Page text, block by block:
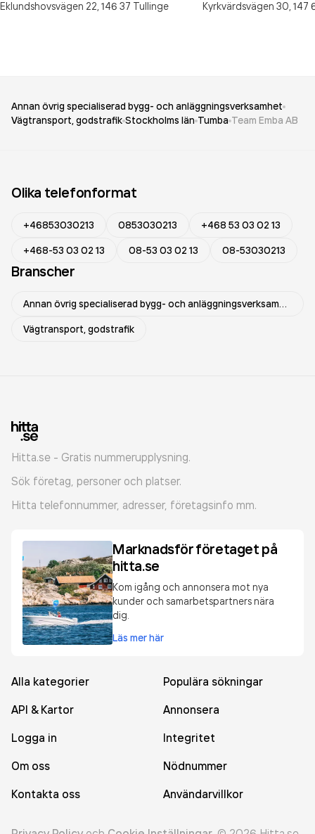
Eklundshovsvägen 22, 146 37 Tullinge
Kyrkvärdsvägen 30, 147
Annan övrig specialiserad bygg- och anläggningsverksamhet
Vägtransport, godstrafik Stockholms län Tumba Team Emba AB
Olika telefonformat
+46853030213 0853030213
+468 53 03 02 13
+468-53 03 02 13
08-53 03 02 13 08-53030213
Branscher
Annan övrig specialiserad bygg- och anläggningsverksamhet
Vägtransport, godstrafik
Hitta.se - Gratis nummerupplysning.
Sök företag, personer och platser.
Hitta telefonnummer, adresser, företagsinfo mm.
Marknadsför företaget på
hitta.se
Kom igång och annonsera mot nya
kunder och samarbetspartners nära
dig.
Läs mer här
Alla kategorier
Populära sökningar
API & Kartor
Annonsera
Logga in
Integritet
Om oss
Nödnummer
Kontakta oss
Användarvillkor